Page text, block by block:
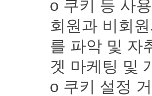
ο 쿠키 등 사
회원과 비회
를 파악 및 자
겟 마케팅 및
ο 쿠키 설정